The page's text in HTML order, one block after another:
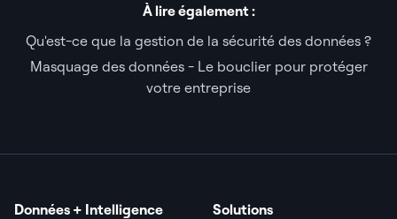
À lire également :
Qu'est-ce que la gestion de la sécurité des données ?
Masquage des données - Le bouclier pour protéger
votre entreprise
Données + Intelligence
Solutions